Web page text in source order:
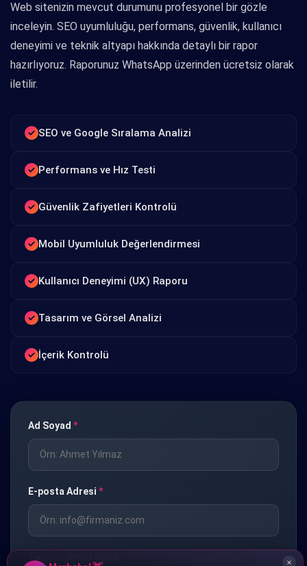
Web sitenizin mevcut durumunu profesyonel bir gözle
inceleyin. SEO uyumluluğu, performans, güvenlik, kullanıcı
deneyimi ve teknik altyapı hakkında detaylı bir rapor
hazırlıyoruz. Raporunuz WhatsApp üzerinden ücretsiz olarak
iletilir.
SEO ve Google Sıralama Analizi
Performans ve Hız Testi
Güvenlik Zafiyetleri Kontrolü
Mobil Uyumluluk Değerlendirmesi
Kullanıcı Deneyimi (UX) Raporu
Tasarım ve Görsel Analizi
İçerik Kontrolü
Ad Soyad *
E-posta Adresi *